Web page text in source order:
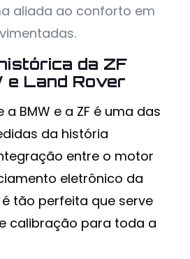
aliada ao conforto em
da ZF
e Land Rover
BMW e a ZF é uma das
da história
entre o motor
eletrônico da
tão perfeita que serve
calibração para toda a